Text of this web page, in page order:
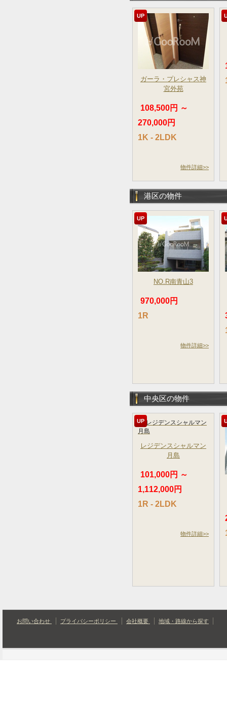
UP
ガーラ・プレシャス神
宮外苑
108,500円 ～
270,000円
1K - 2LDK
物件詳細>>
港区の物件
UP
NO.R南青山3
970,000円
1R
物件詳細>>
中央区の物件
UP
レジデンスシャルマン
月島
101,000円 ～
1,112,000円
1R - 2LDK
物件詳細>>
お問い合わせ プライバシーポリシー 会社概要 地域・路線から探す